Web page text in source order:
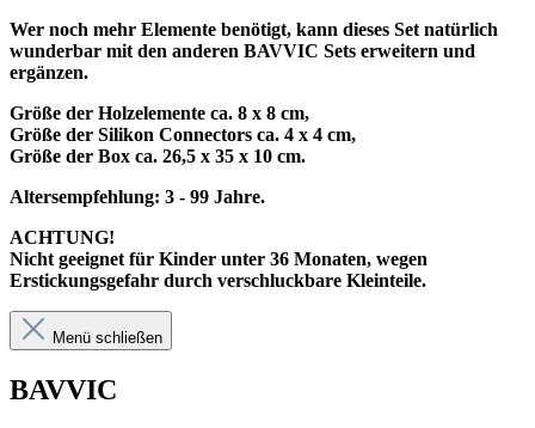
Wer noch mehr Elemente benötigt, kann dieses Set natürlich
wunderbar mit den anderen BAVVIC Sets erweitern und
ergänzen.
Größe der Holzelemente ca. 8 x 8 cm,
Größe der Silikon Connectors ca. 4 x 4 cm,
Größe der Box ca. 26,5 x 35 x 10 cm.
Altersempfehlung: 3 - 99 Jahre.
ACHTUNG!
Nicht geeignet für Kinder unter 36 Monaten, wegen
Erstickungsgefahr durch verschluckbare Kleinteile.
Menü schließen
BAVVIC